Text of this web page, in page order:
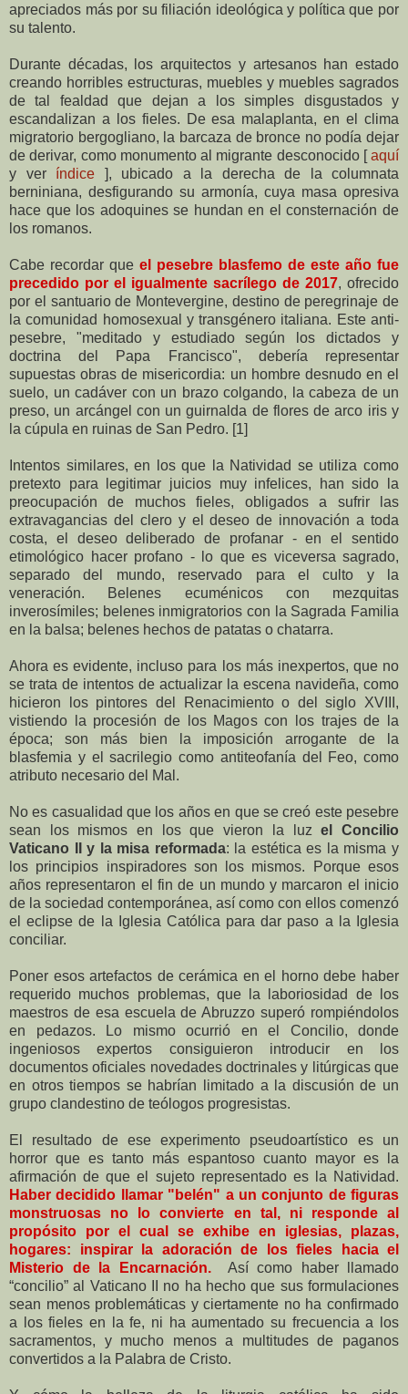
apreciados más por su filiación ideológica y política que por
su talento.
Durante décadas, los arquitectos y artesanos han estado
creando horribles estructuras, muebles y muebles sagrados
de tal fealdad que dejan a los simples disgustados y
escandalizan a los fieles. De esa malaplanta, en el clima
migratorio bergogliano, la barcaza de bronce no podía dejar
de derivar, como monumento al migrante desconocido [aquí
y ver índice ], ubicado a la derecha de la columnata
berniniana, desfigurando su armonía, cuya masa opresiva
hace que los adoquines se hundan en el consternación de
los romanos.
Cabe recordar que el pesebre blasfemo de este año fue
precedido por el igualmente sacrílego de 2017, ofrecido
por el santuario de Montevergine, destino de peregrinaje de
la comunidad homosexual y transgénero italiana. Este anti-
pesebre, "meditado y estudiado según los dictados y
doctrina del Papa Francisco", debería representar
supuestas obras de misericordia: un hombre desnudo en el
suelo, un cadáver con un brazo colgando, la cabeza de un
preso, un arcángel con un guirnalda de flores de arco iris y
la cúpula en ruinas de San Pedro. [1]
Intentos similares, en los que la Natividad se utiliza como
pretexto para legitimar juicios muy infelices, han sido la
preocupación de muchos fieles, obligados a sufrir las
extravagancias del clero y el deseo de innovación a toda
costa, el deseo deliberado de profanar - en el sentido
etimológico hacer profano - lo que es viceversa sagrado,
separado del mundo, reservado para el culto y la
veneración. Belenes ecuménicos con mezquitas
inverosímiles; belenes inmigratorios con la Sagrada Familia
en la balsa; belenes hechos de patatas o chatarra.
Ahora es evidente, incluso para los más inexpertos, que no
se trata de intentos de actualizar la escena navideña, como
hicieron los pintores del Renacimiento o del siglo XVIII,
vistiendo la procesión de los Magos con los trajes de la
época; son más bien la imposición arrogante de la
blasfemia y el sacrilegio como antiteofanía del Feo, como
atributo necesario del Mal.
No es casualidad que los años en que se creó este pesebre
sean los mismos en los que vieron la luzel Concilio
Vaticano II y la misa reformada: la estética es la misma y
los principios inspiradores son los mismos. Porque esos
años representaron el fin de un mundo y marcaron el inicio
de la sociedad contemporánea, así como con ellos comenzó
el eclipse de la Iglesia Católica para dar paso a la Iglesia
conciliar.
Poner esos artefactos de cerámica en el horno debe haber
requerido muchos problemas, que la laboriosidad de los
maestros de esa escuela de Abruzzo superó rompiéndolos
en pedazos. Lo mismo ocurrió en el Concilio, donde
ingeniosos expertos consiguieron introducir en los
documentos oficiales novedades doctrinales y litúrgicas que
en otros tiempos se habrían limitado a la discusión de un
grupo clandestino de teólogos progresistas.
El resultado de ese experimento pseudoartístico es un
horror que es tanto más espantoso cuanto mayor es la
afirmación de que el sujeto representado es la Natividad.
Haber decidido llamar "belén" a un conjunto de figuras
monstruosas no lo convierte en tal, ni responde al
propósito por el cual se exhibe en iglesias, plazas,
hogares: inspirar la adoración de los fieles hacia el
Misterio de la Encarnación.Así como haber llamado
“concilio” al Vaticano II no ha hecho que sus formulaciones
sean menos problemáticas y ciertamente no ha confirmado
a los fieles en la fe, ni ha aumentado su frecuencia a los
sacramentos, y mucho menos a multitudes de paganos
convertidos a la Palabra de Cristo.